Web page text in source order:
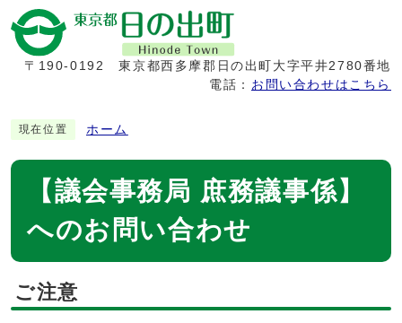
〒190-0192
東京都西多摩郡日の出町大字平井2780番地
電話： お問い合わせはこちら
現在位置 ホーム
【議会事務局 庶務議事係】
へのお問い合わせ
ご注意